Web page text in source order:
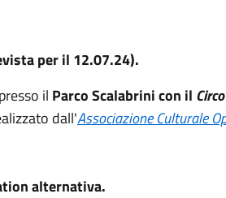
per il 12.07.24).
il Parco Scalabrinicon il
dall'Associazione Culturale
alternativa.